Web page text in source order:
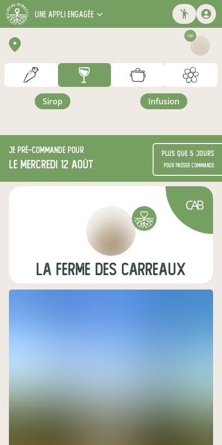
une appli engagée
CAB
sirop infusion
Je pré-commande pour
le mercredi 12 août
Plus que 5 jours
pour passer commande
CAB
La Ferme des Carreaux